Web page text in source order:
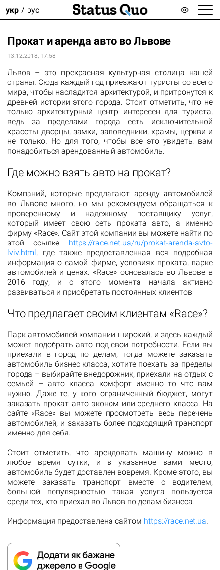
укр рус
Прокат и аренда авто во Львове
13.12.2018, 17:58
Львов – это прекрасная культурная столица нашей
страны. Сюда каждый год приезжают туристы со всего
мира, чтобы насладится архитектурой, и притронутся к
древней истории этого города. Стоит отметить, что не
только архитектурный центр интересен для туриста,
ведь за пределами города есть исключительной
красоты дворцы, замки, заповедники, храмы, церкви и
не только. Но для того, чтобы все это увидеть, вам
понадобиться арендованный автомобиль.
Где можно взять авто на прокат?
Компаний, которые предлагают аренду автомобилей
во Львове много, но мы рекомендуем обращаться к
проверенному и надежному поставщику услуг,
который имеет свою сеть проката авто, а именно
фирму «Race». Сайт этой компании вы можете найти по
этой ссылке https://race.net.ua/ru/prokat-arenda-avto-
lviv.html, где также предоставленная вся подробная
информация о самой фирме, условиях проката, парке
автомобилей и ценах. «Race» основалась во Львове в
2016 году, и с этого момента начала активно
развиваться и приобретать постоянных клиентов.
Что предлагает своим клиентам «Race»?
Парк автомобилей компании широкий, и здесь каждый
может подобрать авто под свои потребности. Если вы
приехали в город по делам, тогда можете заказать
автомобиль бизнес класса, хотите поехать за пределы
города – выбирайте внедорожник, приехали на отдых с
семьей – авто класса комфорт именно то что вам
нужно. Даже те, у кого ограниченный бюджет, могут
заказать прокат авто эконом или среднего класса. На
сайте «Race» вы можете просмотреть весь перечень
автомобилей, и заказать более подходящий транспорт
именно для себя.
Стоит отметить, что арендовать машину можно в
любое время сутки, и в указанное вами место,
автомобиль будет доставлен вовремя. Кроме этого, вы
можете заказать транспорт вместе с водителем,
большой популярностью такая услуга пользуется
среди тех, кто приехал во Львов по делам бизнеса.
Информация предоставлена сайтом https://race.net.ua.